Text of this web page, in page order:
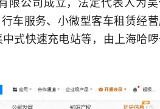
车服务、小微型客车租赁经
式快速充电站等，由上海哈